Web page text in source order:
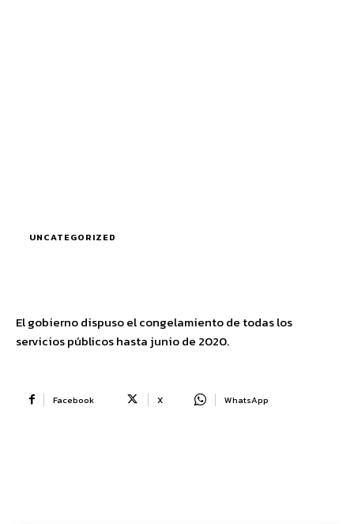
UNCATEGORIZED
El gobierno dispuso el congelamiento de todas los
servicios públicos hasta junio de 2020.
Facebook X WhatsApp